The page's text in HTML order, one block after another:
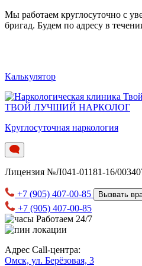
Мы работаем круглосуточно c
бригад. Будем по адресу в
Калькулятор
ТВОЙ ЛУЧШИЙ НАРКОЛОГ
Круглосуточная наркология
Лицензия №Л041-01181-16/
+7 (905) 407-00-85 Вызвать
+7 (905) 407-00-85
Работаем 24/7
Адрес Call-центра:
Омск, ул. Берёзовая, 3